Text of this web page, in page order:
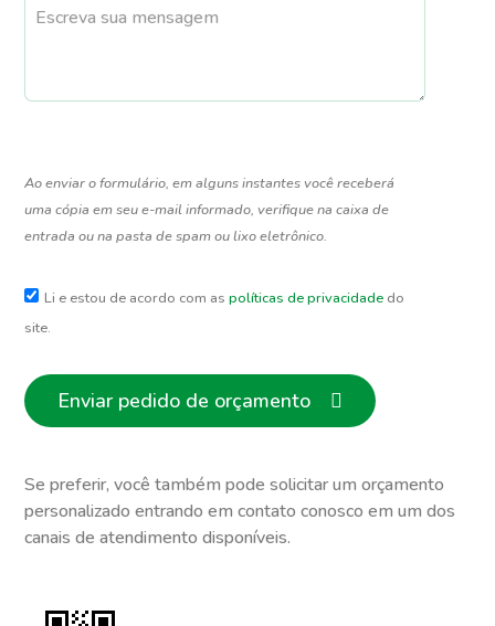
Escreva sua mensagem
Ao enviar o formulário, em alguns instantes você receberá
uma cópia em seu e-mail informado, verifique na caixa de
entrada ou na pasta de spam ou lixo eletrônico.
Li e estou de acordo com aspolíticas de privacidade do
site.
Enviar pedido de orçamento
Se preferir, você também pode solicitar um orçamento
personalizado entrando em contato conosco em um dos
canais de atendimento disponíveis.